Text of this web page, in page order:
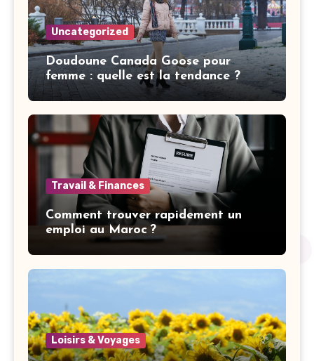
Uncategorized
Doudoune Canada Goose pour
femme : quelle est la tendance ?
Travail & Finances
Comment trouver rapidement un
emploi au Maroc ?
Loisirs & Voyages